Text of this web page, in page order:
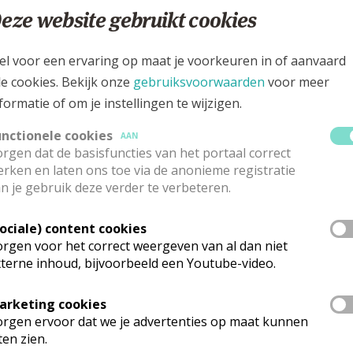
5, 2920 Kalmthout
website gebruikt cookies
voor een ervaring op maat je voorkeuren in of aanvaard
cookies. Bekijk onze gebruiksvoorwaarden voor meer
of om je instellingen te wijzigen.
cookies
AAN
dat de basisfuncties van het portaal correct
en laten ons toe via de anonieme registratie
je gebruik deze verder te verbeteren.
content cookies
voor het correct weergeven van al dan niet
inhoud, bijvoorbeeld een Youtube-video.
cookies
ervoor dat we je advertenties op maat kunnen
zien.